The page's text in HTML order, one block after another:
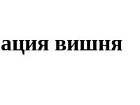
вишня